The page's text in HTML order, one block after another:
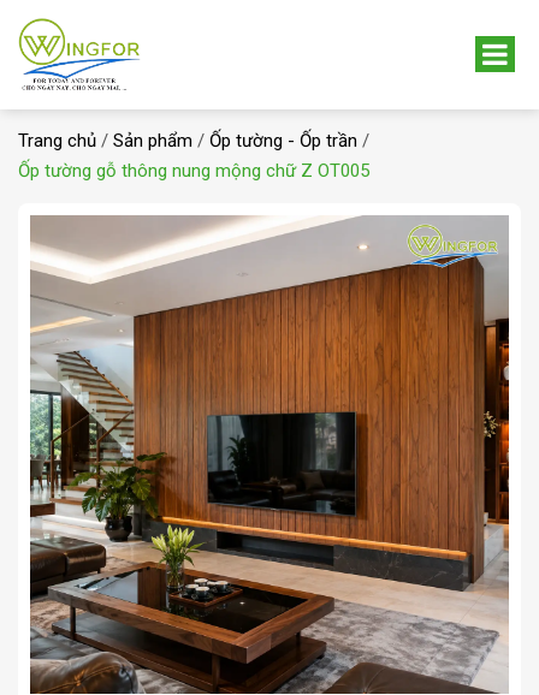
Trang chủ / Sản phẩm / Ốp tường - Ốp trần /
Ốp tường gỗ thông nung mộng chữ Z OT005